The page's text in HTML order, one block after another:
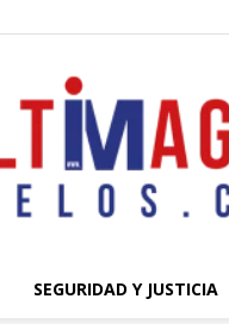
SEGURIDAD Y JUSTICIA